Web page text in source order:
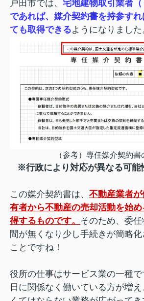
戸田市では、 宅地建物取引業者（
であれば、媒介契約書を持参すれ
ても取得できるようになりました
（参考）専任媒介契約書
※行政により対応が異なる可能
この媒介契約書は、 不動産業者
有者から不動産の売却活動を始
得するものです。 そのため、委
間が無くなり少し手続きが簡略
ことですね！
役所の仕事はサービス業の一種
日に関係なく働いている方が増